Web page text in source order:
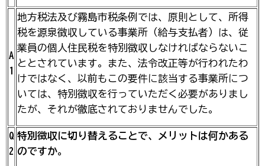
A
1
地方税法及び霧島市税条例では、原則として、所得
税を源泉徴収している事業所（給与支払者）は、従
業員の個人住民税を特別徴収しなければならないこ
ととされています。また、法令改正等が行われたわ
けではなく、以前もこの要件に該当する事業所につ
いては、特別徴収を行っていただく必要がありまし
たが、それが徹底されておりませんでした。
Q
2
特別徴収に切り替えることで、メリットは何かある
のですか。